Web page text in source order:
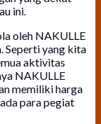
ini.
oleh NAKULLE
Seperti yang kita
aktivitas
NAKULLE
memiliki harga
para pegiat